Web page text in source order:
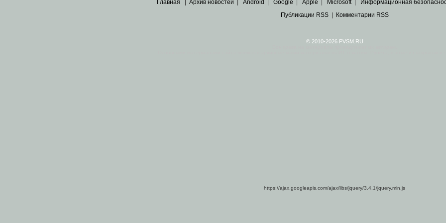
Главная Архив новостей Android Google Apple Microsoft| Информационная
Публикации RSS| Комментарии RSS
© 2010-2026 PVSM.RU
https://ajax.googleapis.com/ajax/libs/jquery/3.4.1/jquery.min.js